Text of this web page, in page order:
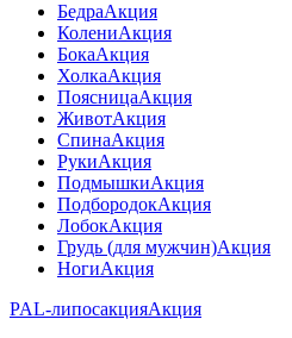
БедраАкция
КолениАкция
БокаАкция
ХолкаАкция
ПоясницаАкция
ЖивотАкция
СпинаАкция
РукиАкция
ПодмышкиАкция
ПодбородокАкция
ЛобокАкция
Грудь (для мужчин)Акция
НогиАкция
PAL-липосакцияАкция